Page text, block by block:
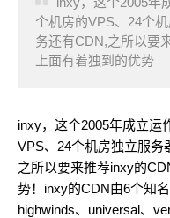
个机房的VPS、24个
务还有CDN,之所以要
上面有着独到的优势
inxy，这个2005年成立运
VPS、24个机房独立服务
之所以要来推荐inxy的
势！inxy的CDN由6个知
highwinds、universal、